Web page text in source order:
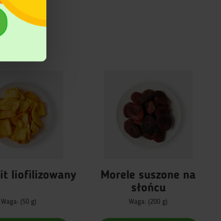
liofilizowany
Waga: (50 g)
Morele suszone na
słońcu
Waga: (200 g)